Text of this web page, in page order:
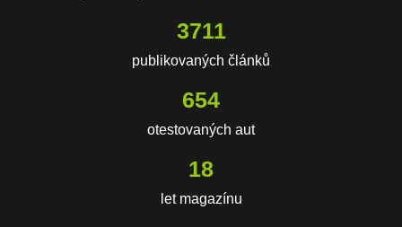
3711
publikovaných článků
654
otestovaných aut
18
let magazínu